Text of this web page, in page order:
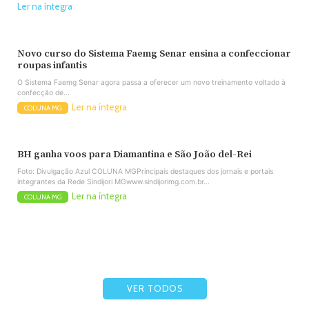
Ler na íntegra
Novo curso do Sistema Faemg Senar ensina a confeccionar
roupas infantis
O Sistema Faemg Senar agora passa a oferecer um novo treinamento voltado à
confecção de...
COLUNA MG Ler na íntegra
BH ganha voos para Diamantina e São João del-Rei
Foto: Divulgação Azul COLUNA MGPrincipais destaques dos jornais e portais
integrantes da Rede Sindijori MGwww.sindijorimg.com.br...
COLUNA MG Ler na íntegra
VER TODOS